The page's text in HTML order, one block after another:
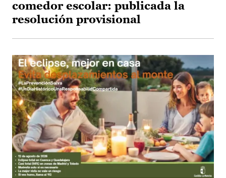
comedor escolar: publicada la
resolución provisional